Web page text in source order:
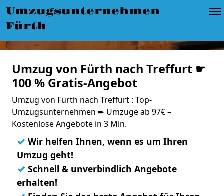
Umzugsunternehmen
Fürth
Umzug von Fürth nach Treffurt ☛
100 % Gratis-Angebot
Umzug von Fürth nach Treffurt : Top-
Umzugsunternehmen ➨ Umzüge ab 97€ –
Kostenlose Angebote in 3 Min.
✓ Wir helfen Ihnen, wenn es um Ihren
Umzug geht!
✓ Schnell & unverbindlich Angebote
erhalten!